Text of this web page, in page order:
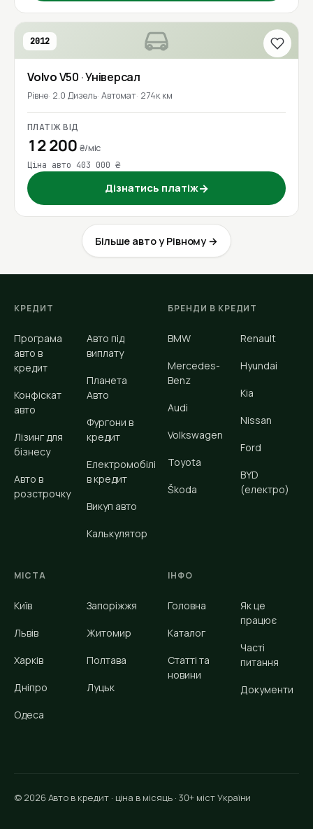
2012
VolvoV50 · Універсал
Рівне 2.0 Дизель Автомат 274к км
ПЛАТІЖ ВІД
12 200 ₴/міс
Ціна авто 403 000 ₴
Дізнатись платіж→
Більше авто у Рівному →
КРЕДИТ
Програма
авто в
кредит
Конфіскат
авто
Лізинг для
бізнесу
Авто в
розстрочку
Авто під
виплату
Планета
Авто
Фургони в
кредит
Електромобілі
в кредит
Викуп авто
Калькулятор
БРЕНДИ В КРЕДИТ
BMW
Mercedes-
Benz
Audi
Volkswagen
Toyota
Škoda
Renault
Hyundai
Kia
Nissan
Ford
BYD
(електро)
МІСТА
Київ
Львів
Харків
Дніпро
Одеса
Запоріжжя
Житомир
Полтава
Луцьк
ІНФО
Головна
Каталог
Статті та
новини
Як це
працює
Часті
питання
Документи
© 2026 Авто в кредит · ціна в місяць · 30+ міст України